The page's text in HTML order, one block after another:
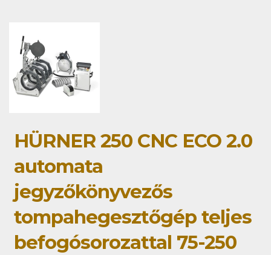
HÜRNER 250 CNC ECO 2.0
automata
jegyzőkönyvezős
tompahegesztőgép teljes
befogósorozattal 75-250